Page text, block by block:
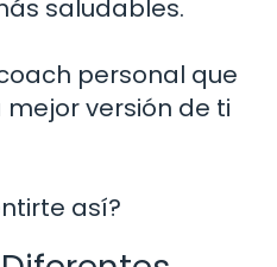
saludables.
personal que
versión de ti
así?